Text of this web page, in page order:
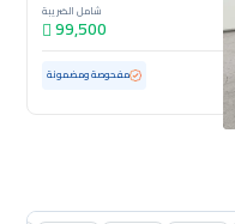
شامل الضريبة
99,500
مفحوصة ومضمونة